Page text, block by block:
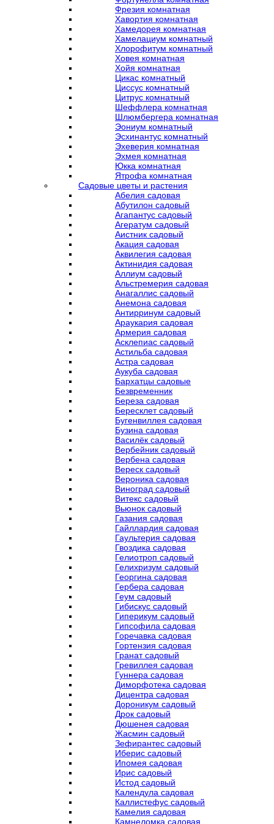
Фрезия комнатная
Хавортия комнатная
Хамедорея комнатная
Хамелациум комнатный
Хлорофитум комнатный
Ховея комнатная
Хойя комнатная
Цикас комнатный
Циссус комнатный
Цитрус комнатный
Шеффлера комнатная
Шлюмбергера комнатная
Эониум комнатный
Эсхинантус комнатный
Эхеверия комнатная
Эхмея комнатная
Юкка комнатная
Ятрофа комнатная
Садовые цветы и растения
Абелия садовая
Абутилон садовый
Агапантус садовый
Агератум садовый
Аистник садовый
Акация садовая
Аквилегия садовая
Актинидия садовая
Аллиум садовый
Альстремерия садовая
Анагаллис садовый
Анемона садовая
Антирринум садовый
Араукария садовая
Армерия садовая
Асклепиас садовый
Астильба садовая
Астра садовая
Аукуба садовая
Бархатцы садовые
Безвременник
Береза садовая
Бересклет садовый
Бугенвиллея садовая
Бузина садовая
Василёк садовый
Вербейник садовый
Вербена садовая
Вереск садовый
Вероника садовая
Виноград садовый
Витекс садовый
Вьюнок садовый
Газания садовая
Гайллардия садовая
Гаультерия садовая
Гвоздика садовая
Гелиотроп садовый
Гелихризум садовый
Георгина садовая
Гербера садовая
Геум садовый
Гибискус садовый
Гиперикум садовый
Гипсофила садовая
Горечавка садовая
Гортензия садовая
Гранат садовый
Гревиллея садовая
Гуннера садовая
Диморфотека садовая
Дицентра садовая
Дороникум садовый
Дрок садовый
Дюшенея садовая
Жасмин садовый
Зефирантес садовый
Иберис садовый
Ипомея садовая
Ирис садовый
Истод садовый
Календула садовая
Каллистефус садовый
Камелия садовая
Камнеломка садовая